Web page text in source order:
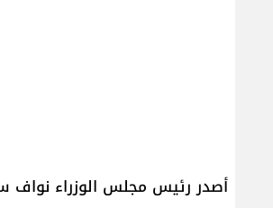
أصدر رئيس مجلس الوزراء نواف